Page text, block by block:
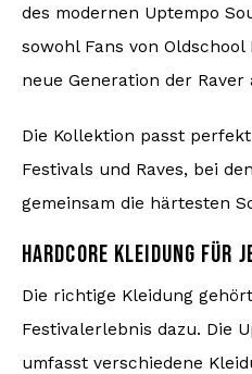
des modernen Uptempo
sowohl Fans von
neue Generation der Raver
Die Kollektion passt
Festivals und Raves, bei
gemeinsam die härtesten
HARDCORE KLEIDUNG FÜR
Die richtige Kleidung
Festivalerlebnis dazu. Die
umfasst verschiedene